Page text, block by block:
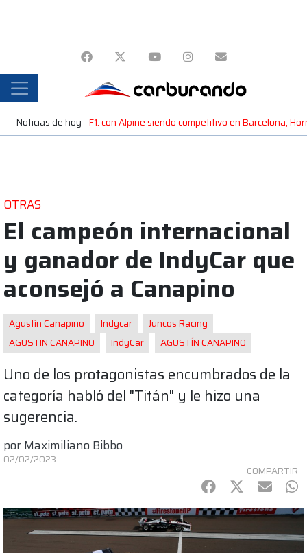
Noticias de hoy F1: con Alpine siendo competitivo en Barcelona,
OTRAS
El campeón internacional
y ganador de IndyCar que
aconsejó a Canapino
Agustín Canapino Indycar
Juncos Racing
AGUSTIN CANAPINO
IndyCar AGUSTÍN CANAPINO
Uno de los protagonistas encumbrados de la
categoría habló del "Titán" y le hizo una
sugerencia.
por Maximiliano Bibbo
02/02/2023
COMPARTIR
Facebook
Twitter
mail